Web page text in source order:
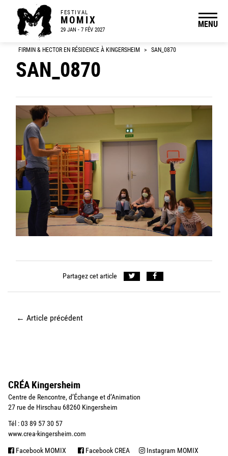
FESTIVAL
MOMIX
29 JAN - 7 FÉV 2027
MENU
FIRMIN & HECTOR EN RÉSIDENCE À KINGERSHEIM > SAN_0870
SAN_0870
Partagez cet article
← Article précédent
CRÉA Kingersheim
Centre de Rencontre, d’Échange et d’Animation
27 rue de Hirschau 68260 Kingersheim
Tél : 03 89 57 30 57
www.crea-kingersheim.com
Facebook MOMIX Facebook CREA Instagram MOMIX